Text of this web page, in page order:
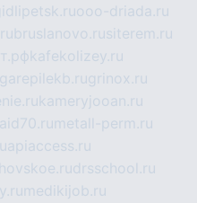
ooo-driada.ru
bruslanovo.rusiterem.ru
kafekolizey.ru
grinox.ru
kameryjooan.ru
aid70.ru metall-perm.ru
apiaccess.ru
drsschool.ru
medikijob.ru